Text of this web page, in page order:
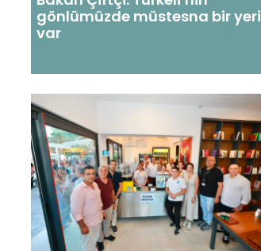
gönlümüzde müstesna bir yeri
var